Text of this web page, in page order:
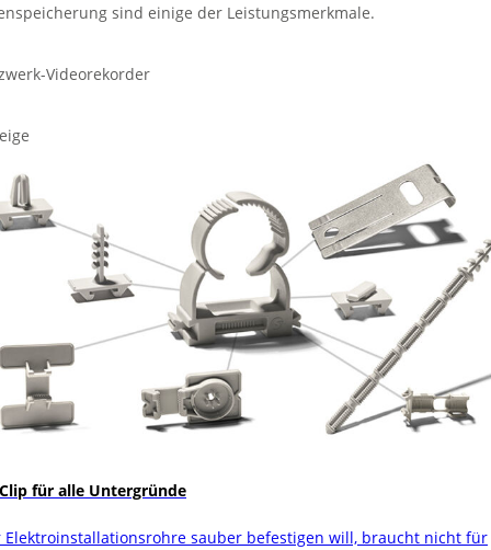
sind einige der Leistungsmerkmale.
Videorekorder
für alle Untergründe
Elektroinstallationsrohre sauber befestigen will, braucht nicht für